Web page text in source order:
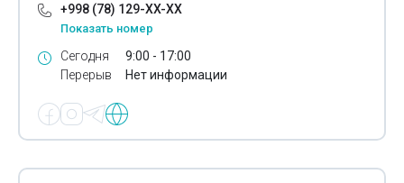
Щиты управления
Электрические предохранители
Электродвигатели
Электромонтажное оборудование
Электромонтажные изделия
+998 (78) 129-XX-XX
Показать номер
Сегодня
Перерыв
9:00 - 17:00
Нет информации